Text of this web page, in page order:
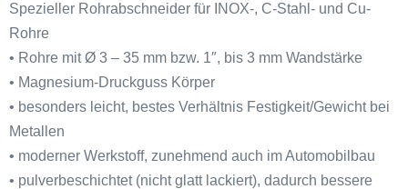
Spezieller Rohrabschneider für INOX-, C-Stahl- und Cu-
Rohre
• Rohre mit Ø 3 – 35 mm bzw. 1″, bis 3 mm Wandstärke
• Magnesium-Druckguss Körper
• besonders leicht, bestes Verhältnis Festigkeit/Gewicht bei
Metallen
• moderner Werkstoff, zunehmend auch im Automobilbau
• pulverbeschichtet (nicht glatt lackiert), dadurch bessere